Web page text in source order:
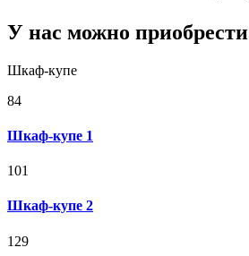
У нас можно приобрести
Шкаф-купе
84
Шкаф-купе 1
101
Шкаф-купе 2
129